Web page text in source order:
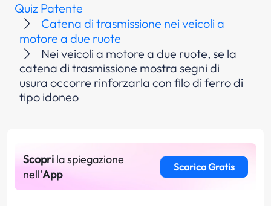
Quiz Patente
Catena di trasmissione nei veicoli a
motore a due ruote
Nei veicoli a motore a due ruote, se la
catena di trasmissione mostra segni di
usura occorre rinforzarla con filo di ferro di
tipo idoneo
Scopri la spiegazione
nell'App
Scarica Gratis